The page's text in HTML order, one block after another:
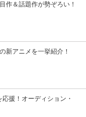
作＆話題作が勢ぞろい！
新アニメを一挙紹介！
援！オーディション・